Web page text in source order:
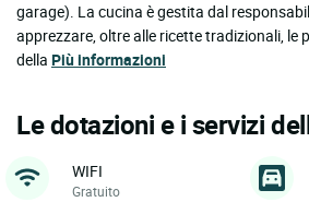
garage). La cucina è gestita dal
apprezzare, oltre alle ricette tradizionali, le
della Più informazioni
Le dotazioni e i servizi
WIFI
Gratuito